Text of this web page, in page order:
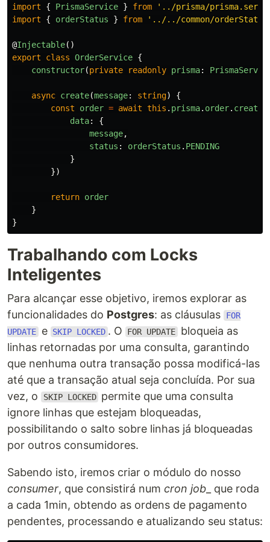
import { PrismaService } from ' ../prisma/
import
{ orderStatus } from ' ../../common/
@Injectable()
export
class OrderService {
constructor(private readonly prisma:
async create(message: string)
{
const
order = await this . prisma. order. create
data:
{
message,
status : orderStatus . PENDING
}
})
return order
}
}
Trabalhando com Locks
Inteligentes
Para alcançar esse objetivo, iremos explorar as
funcionalidades do Postgres: as cláusulas
FOR
UPDATE e SKIP LOCKED . O FOR UPDATE bloqueia as
linhas retornadas por uma consulta, garantindo
que nenhuma outra transação possa modificá-las
até que a transação atual seja concluída. Por sua
vez, o
SKIP LOCKED permite que uma consulta
ignore linhas que estejam bloqueadas,
possibilitando o salto sobre linhas já bloqueadas
por outros consumidores.
Sabendo isto, iremos criar o módulo do nosso
consumer, que consistirá num cron job _ que roda
a cada 1min, obtendo as ordens de pagamento
pendentes, processando e atualizando seu status: